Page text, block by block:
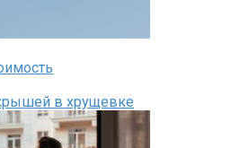
в хрущевке